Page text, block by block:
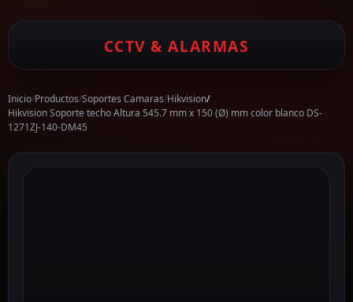
CCTV & ALARMAS
Inicio/Productos/Soportes Camaras/Hikvision/
Hikvision Soporte techo Altura 545.7 mm x 150 (Ø) mm color blanco DS-
1271ZJ-140-DM45